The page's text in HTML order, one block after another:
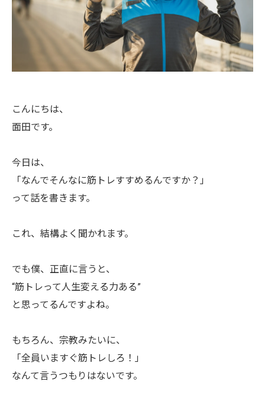
こんにちは、
面田です。
今日は、
「なんでそんなに筋トレすすめるんですか？」
って話を書きます。
これ、結構よく聞かれます。
でも僕、正直に言うと、
“筋トレって人生変える力ある”
と思ってるんですよね。
もちろん、宗教みたいに、
「全員いますぐ筋トレしろ！」
なんて言うつもりはないです。